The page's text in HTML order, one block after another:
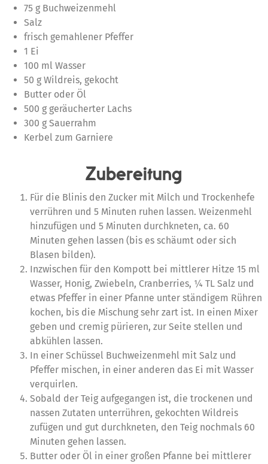
75 g Buchweizenmehl
Salz
frisch gemahlener Pfeffer
1 Ei
100 ml Wasser
50 g Wildreis, gekocht
Butter oder Öl
500 g geräucherter Lachs
300 g Sauerrahm
Kerbel zum Garniere
Zubereitung
Für die Blinis den Zucker mit Milch und Trockenhefe
verrühren und 5 Minuten ruhen lassen. Weizenmehl
hinzufügen und 5 Minuten durchkneten, ca. 60
Minuten gehen lassen (bis es schäumt oder sich
Blasen bilden).
Inzwischen für den Kompott bei mittlerer Hitze 15 ml
Wasser, Honig, Zwiebeln, Cranberries, ¼ TL Salz und
etwas Pfeffer in einer Pfanne unter ständigem Rühren
kochen, bis die Mischung sehr zart ist. In einen Mixer
geben und cremig pürieren, zur Seite stellen und
abkühlen lassen.
In einer Schüssel Buchweizenmehl mit Salz und
Pfeffer mischen, in einer anderen das Ei mit Wasser
verquirlen.
Sobald der Teig aufgegangen ist, die trockenen und
nassen Zutaten unterrühren, gekochten Wildreis
zufügen und gut durchkneten, den Teig nochmals 60
Minuten gehen lassen.
Butter oder Öl in einer großen Pfanne bei mittlerer